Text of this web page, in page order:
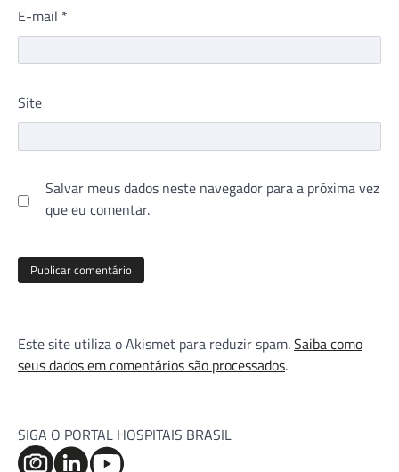
E-mail *
Site
Salvar meus dados neste navegador para a próxima vez
que eu comentar.
Este site utiliza o Akismet para reduzir spam.Saiba como
seus dados em comentários são processados.
SIGA O PORTAL HOSPITAIS BRASIL